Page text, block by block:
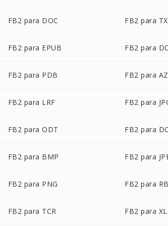
FB2 para DOC FB2 para
FB2 para EPUB FB2 para
FB2 para PDB FB2 para
FB2 para LRF FB2 para
FB2 para ODT FB2 para
FB2 para BMP FB2 para
FB2 para PNG FB2 para RB
FB2 para TCR FB2 para